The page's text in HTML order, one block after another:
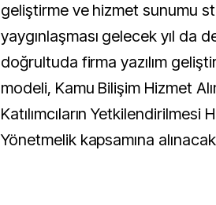
geliştirme ve hizmet sunumu
yaygınlaşması gelecek yıl da
doğrultuda firma yazılım
modeli, Kamu Bilişim Hizmet
Katılımcıların Yetkilendirilmesi
Yönetmelik kapsamına